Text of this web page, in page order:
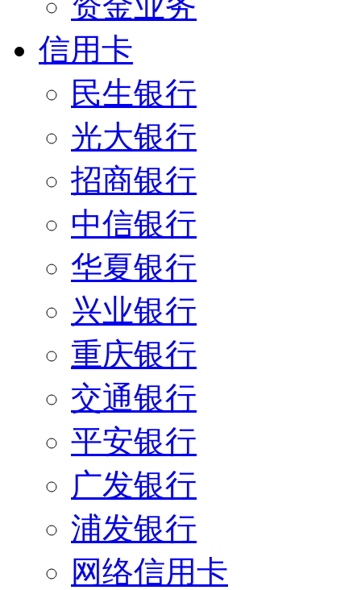
信用卡
民生银行
光大银行
招商银行
中信银行
华夏银行
兴业银行
重庆银行
交通银行
平安银行
广发银行
浦发银行
网络信用卡